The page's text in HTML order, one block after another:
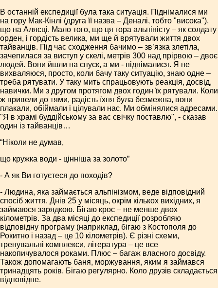
В останній експедиції була така ситуація. Піднімалися ми
на гору Мак-Кінлі (друга її назва – Деналі, тобто "висока"),
що на Алясці. Мало того, що ця гора альпіністу – як солдату
орден, і гордість велика, ми ще й врятували життя двох
тайванців. Під час сходження бачимо – зв’язка злетіла,
зачепилася за виступ у скелі, метрів 300 над прірвою – двоє
людей. Вони йшли на спуск, а ми - піднімалися. Я не
вихваляюся, просто, коли бачу таку ситуацію, знаю одне –
треба рятувати. У таку мить спрацьовують реакція, досвід,
навички. Ми з другом протягом двох годин їх рятували. Коли
ж привели до тями, радість їхня була безмежна, вони
плакали, обіймали і цілували нас. Ми обмінялися адресами.
"Я в храмі буддійському за вас свічку поставлю", - сказав
один із тайванців…
“Ніколи не думав,
що кружка води - цінніша за золото”
- А як Ви готуєтеся до походів?
- Людина, яка займається альпінізмом, веде відповідний
спосіб життя. Днів 25 у місяць, окрім кількох вихідних, я
займаюся зарядкою. Бігаю крос – не менше двох
кілометрів. За два місяці до експедиції розробляю
відповідну програму (наприклад, бігаю з Костополя до
Рокитно і назад – це 10 кілометрів). Є різні схеми,
тренувальні комплекси, література – це все
накопичувалося роками. Плюс – багаж власного досвіду.
Також допомагають баня, моржування, яким я займався
тринадцять років. Бігаю регулярно. Коло друзів складається
відповідне.